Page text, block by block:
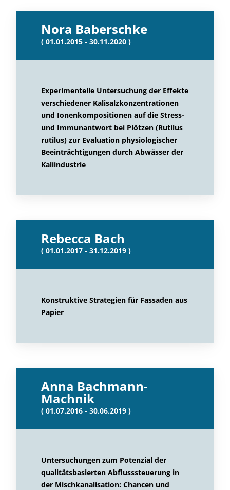
Nora Baberschke
( 01.01.2015 - 30.11.2020 )
Experimentelle Untersuchung der Effekte
verschiedener Kalisalzkonzentrationen
und Ionenkompositionen auf die Stress-
und Immunantwort bei Plötzen (Rutilus
rutilus) zur Evaluation physiologischer
Beeinträchtigungen durch Abwässer der
Kaliindustrie
Rebecca Bach
( 01.01.2017 - 31.12.2019 )
Konstruktive Strategien für Fassaden aus
Papier
Anna Bachmann-
Machnik
( 01.07.2016 - 30.06.2019 )
Untersuchungen zum Potenzial der
qualitätsbasierten Abflusssteuerung in
der Mischkanalisation: Chancen und